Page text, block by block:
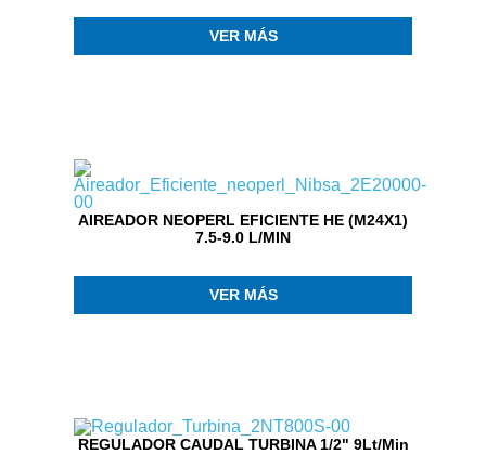
VER MÁS
AIREADOR NEOPERL EFICIENTE HE (M24X1)
7.5-9.0 L/MIN
VER MÁS
REGULADOR CAUDAL TURBINA 1/2" 9Lt/Min